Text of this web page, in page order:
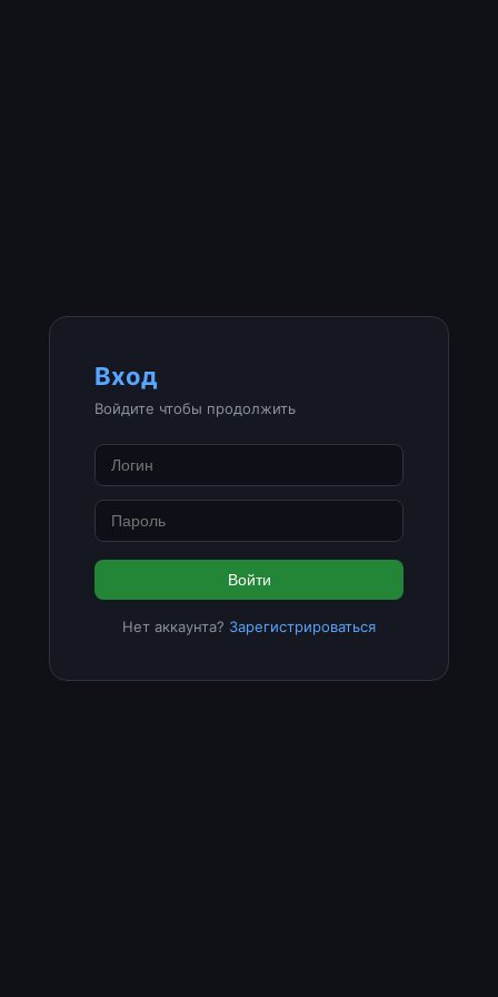
Вход
Войдите чтобы продолжить
Войти
Нет аккаунта? Зарегистрироваться